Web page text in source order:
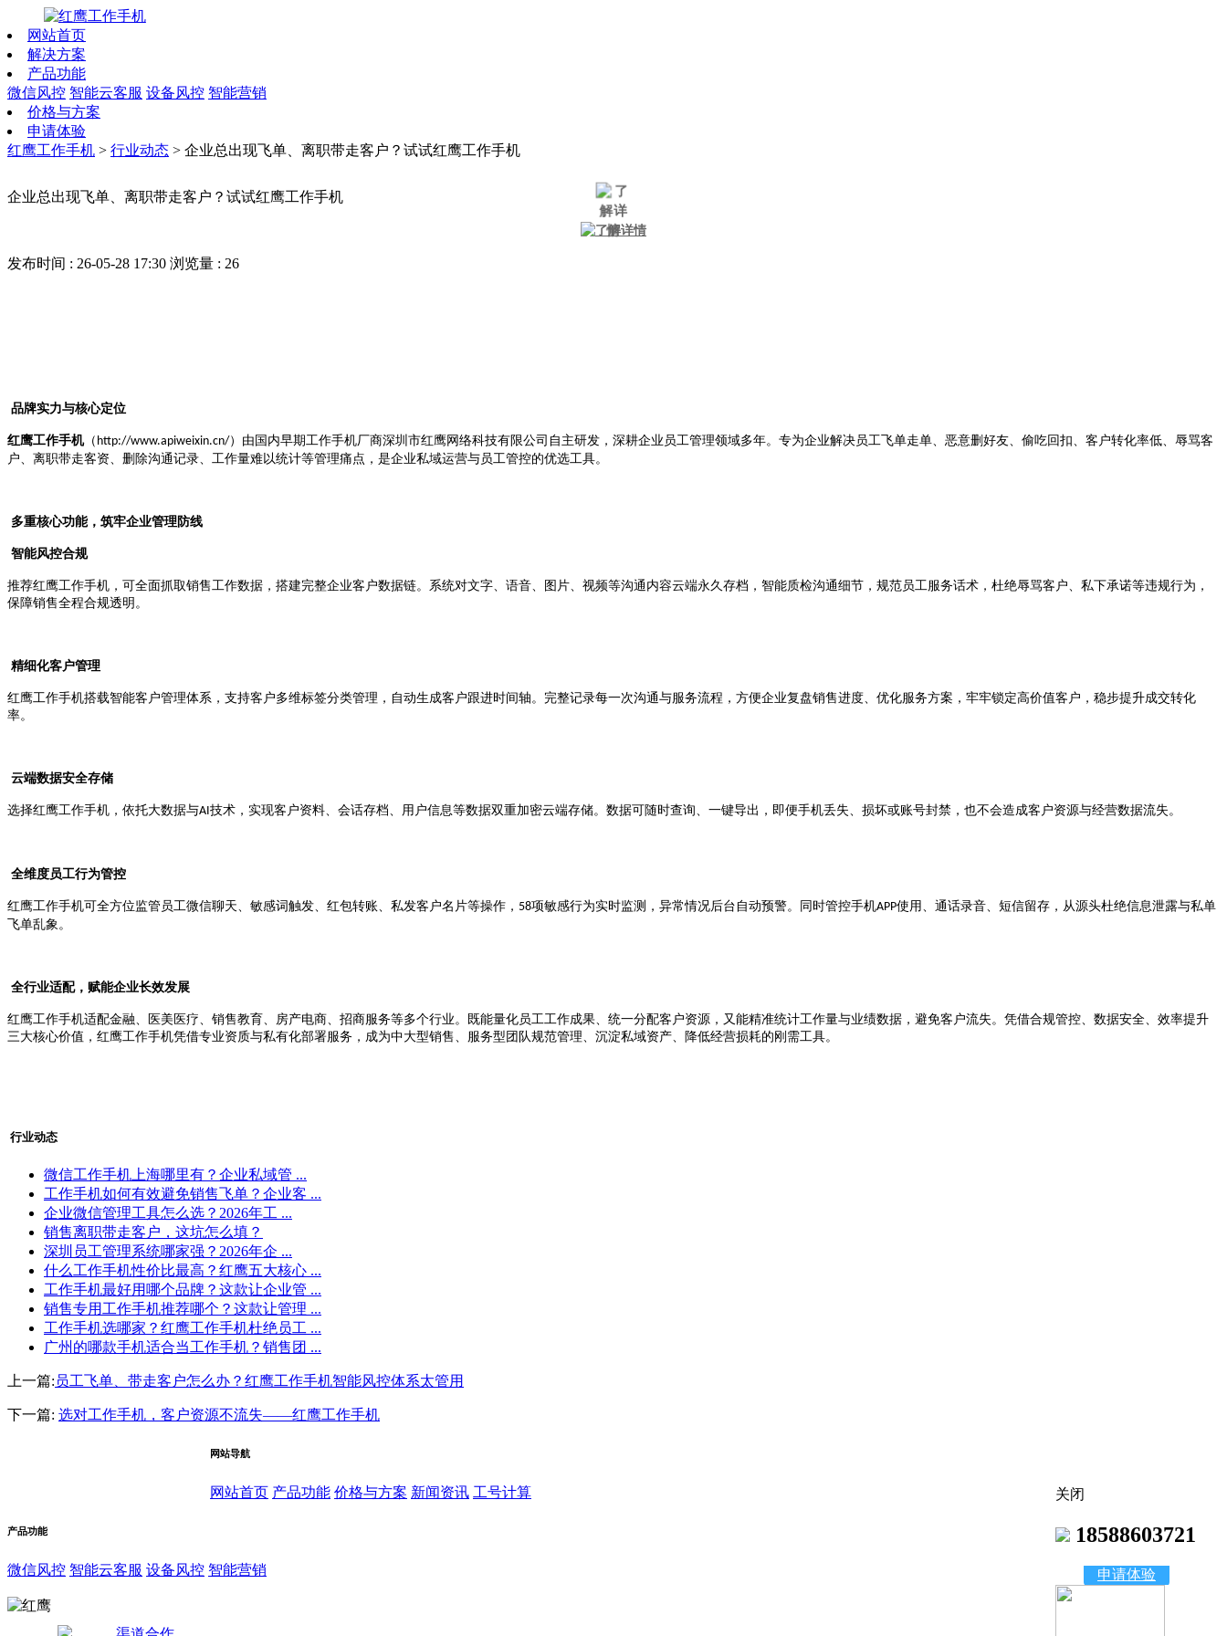
网站首页
解决方案
产品功能
微信风控 智能云客服 设备风控 智能营销
价格与方案
申请体验
红鹰工作手机 > 行业动态 > 企业总出现飞单、离职带走客户？试试红鹰工作手机
企业总出现飞单、离职带走客户？试试红鹰工作手机
发布时间 : 26-05-28 17:30 浏览量 : 26
品牌实力与核心定位
红鹰工作手机（ http://www.apiweixin.cn/）由国内早期工作手机厂商深圳市红鹰网络科技有限公司自主研发，深耕企业员工管理领域多年。专为企业解决员工飞单走单、恶意删好友、偷吃回扣、客户转化率低、辱骂客
户、离职带走客资、删除沟通记录、工作量难以统计等管理痛点，是企业私域运营与员工管控的优选工具。
多重核心功能，筑牢企业管理防线
智能风控合规
推荐红鹰工作手机，可全面抓取销售工作数据，搭建完整企业客户数据链。系统对文字、语音、图片、视频等沟通内容云端永久存档，智能质检沟通细节，规范员工服务话术，杜绝辱骂客户、私下承诺等违规行为，
保障销售全程合规透明。
精细化客户管理
红鹰工作手机搭载智能客户管理体系，支持客户多维标签分类管理，自动生成客户跟进时间轴。完整记录每一次沟通与服务流程，方便企业复盘销售进度、优化服务方案，牢牢锁定高价值客户，稳步提升成交转化
率。
云端数据安全存储
选择红鹰工作手机，依托大数据与AI 技术，实现客户资料、 会话存档 、用户信息等数据双重加密云端存储。数据可随时查询、一键导出，即便手机丢失、损坏或账号封禁，也不会造成客户资源与经营数据流失。
全维度员工行为管控
红鹰工作手机可全方位监管员工微信聊天、敏感词触发、红包转账、私发客户名片等操作， 58项敏感行为实时监测，异常情况后台自动预警。同时管控手机APP使用、通话录音、短信留存，从源头杜绝信息泄露与私单
飞单乱象。
全行业适配，赋能企业长效发展
红鹰工作手机适配金融、医美医疗、销售教育、房产电商、招商服务等多个行业。既能量化员工工作成果、统一分配客户资源，又能精准统计工作量与业绩数据，避免客户流失。凭借合规管控、数据安全、效率提升
三大核心价值，红鹰工作手机凭借专业资质与私有化部署服务，成为中大型销售、服务型团队规范管理、沉淀私域资产、降低经营损耗的刚需工具。
行业动态
微信工作手机上海哪里有？企业私域管 ...
工作手机如何有效避免销售飞单？企业客 ...
企业微信管理工具怎么选？2026年工 ...
销售离职带走客户，这坑怎么填？
深圳员工管理系统哪家强？2026年企 ...
什么工作手机性价比最高？红鹰五大核心 ...
工作手机最好用哪个品牌？这款让企业管 ...
销售专用工作手机推荐哪个？这款让管理 ...
工作手机选哪家？红鹰工作手机杜绝员工 ...
广州的哪款手机适合当工作手机？销售团 ...
上一篇: 员工飞单、带走客户怎么办？红鹰工作手机智能风控体系太管用
下一篇: 选对工作手机，客户资源不流失——红鹰工作手机
网站导航
网站首页 产品功能 价格与方案 新闻资讯 工号计算
产品功能
微信风控 智能云客服 设备风控 智能营销
关闭
18588603721
申请体验